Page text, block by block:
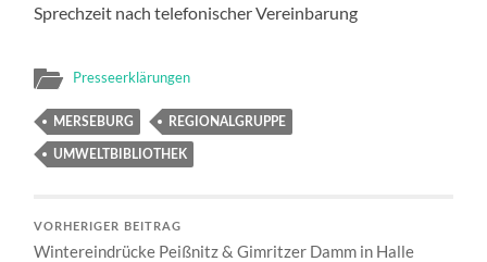
Sprechzeit nach telefonischer Vereinbarung
Presseerklärungen
MERSEBURG REGIONALGRUPPE
UMWELTBIBLIOTHEK
VORHERIGER BEITRAG
Wintereindrücke Peißnitz & Gimritzer Damm in Halle